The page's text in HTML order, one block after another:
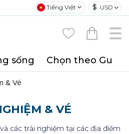
Tiếng Việt $ USD
sống Chọn theo Gu
& Vé
& VÉ
các trải nghiệm tại các địa điểm